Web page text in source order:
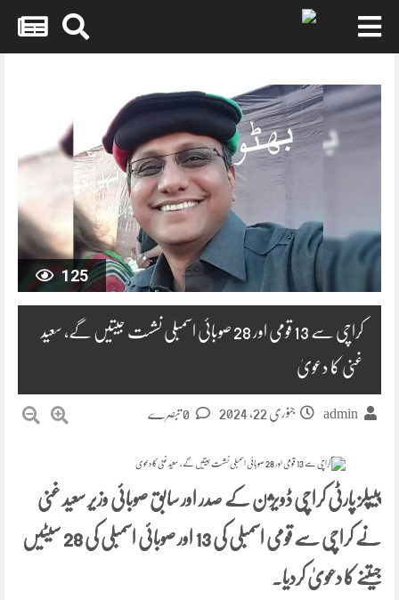
content
125
کراچی سے 13 قومی اور 28 صوبائی اسمبلی نشست جیتیں گے، سعید
غنی کا دعویٰ
admin جنوری 22, 2024
پیپلز پارٹی کراچی ڈویژن کے صدر اور سابق صوبائی وزیر سعید غنی
نے کراچی سے قومی اسمبلی کی 13 اور صوبائی اسمبلی کی 28 سیٹیں
جیتنے کا دعویٰ کردیا۔